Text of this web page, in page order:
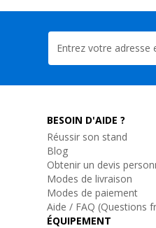
BESOIN D'AIDE ?
Réussir son stand
Blog
Obtenir un devis
Modes de livraison
Modes de paiement
Aide / FAQ (Questions
ÉQUIPEMENT